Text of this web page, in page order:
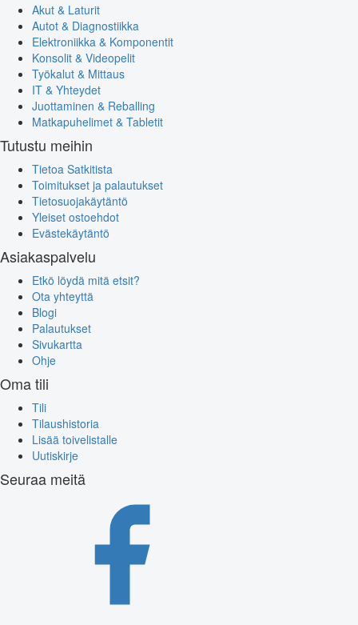
Akut & Laturit
Autot & Diagnostiikka
Elektroniikka & Komponentit
Konsolit & Videopelit
Työkalut & Mittaus
IT & Yhteydet
Juottaminen & Reballing
Matkapuhelimet & Tabletit
Tutustu meihin
Tietoa Satkitista
Toimitukset ja palautukset
Tietosuojakäytäntö
Yleiset ostoehdot
Evästekäytäntö
Asiakaspalvelu
Etkö löydä mitä etsit?
Ota yhteyttä
Blogi
Palautukset
Sivukartta
Ohje
Oma tili
Tili
Tilaushistoria
Lisää toivelistalle
Uutiskirje
Seuraa meitä